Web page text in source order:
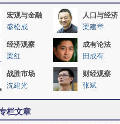
宏观与金融
盛松成
人口与经济
梁建章
经济观察
梁红
成有论法
田成有
战胜市场
沈建光
财经观察
张斌
栏文章